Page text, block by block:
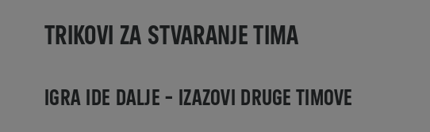
TRIKOVI ZA STVARANJE TIMA
IGRA IDE DALJE – IZAZOVI DRUGE TIMOVE